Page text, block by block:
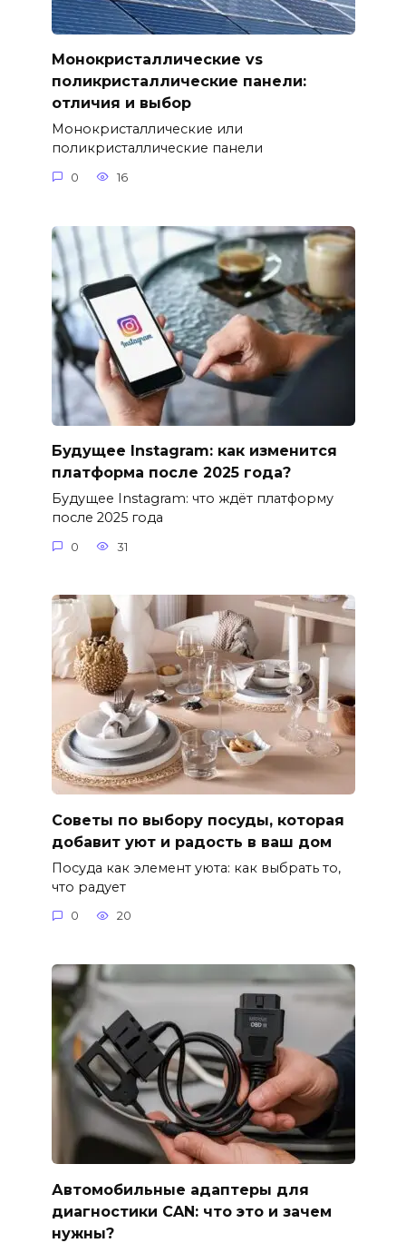
Монокристаллические vs
поликристаллические панели:
отличия и выбор
Монокристаллические или
поликристаллические панели
0 16
Будущее Instagram: как изменится
платформа после 2025 года?
Будущее Instagram: что ждёт платформу
после 2025 года
0 31
Советы по выбору посуды, которая
добавит уют и радость в ваш дом
Посуда как элемент уюта: как выбрать то,
что радует
0 20
Автомобильные адаптеры для
диагностики CAN: что это и зачем
нужны?